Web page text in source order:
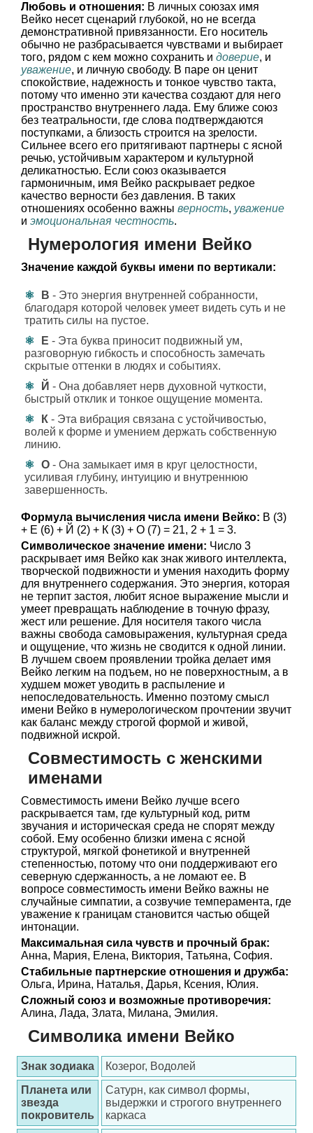
Любовь и отношения: В личных союзах имя
Вейко несет сценарий глубокой, но не всегда
демонстративной привязанности. Его носитель
обычно не разбрасывается чувствами и выбирает
того, рядом с кем можно сохранить и доверие, и
уважение, и личную свободу. В паре он ценит
спокойствие, надежность и тонкое чувство такта,
потому что именно эти качества создают для него
пространство внутреннего лада. Ему ближе союз
без театральности, где слова подтверждаются
поступками, а близость строится на зрелости.
Сильнее всего его притягивают партнеры с ясной
речью, устойчивым характером и культурной
деликатностью. Если союз оказывается
гармоничным, имя Вейко раскрывает редкое
качество верности без давления. В таких
отношениях особенно важны верность, уважение
и эмоциональная честность.
Нумерология имени Вейко
Значение каждой буквы имени по вертикали:
В - Это энергия внутренней собранности,
благодаря которой человек умеет видеть суть и не
тратить силы на пустое.
Е - Эта буква приносит подвижный ум,
разговорную гибкость и способность замечать
скрытые оттенки в людях и событиях.
Й - Она добавляет нерв духовной чуткости,
быстрый отклик и тонкое ощущение момента.
К - Эта вибрация связана с устойчивостью,
волей к форме и умением держать собственную
линию.
О - Она замыкает имя в круг целостности,
усиливая глубину, интуицию и внутреннюю
завершенность.
Формула вычисления числа имени Вейко: В (3)
+ Е (6) + Й (2) + К (3) + О (7) = 21, 2 + 1 = 3.
Символическое значение имени: Число 3
раскрывает имя Вейко как знак живого интеллекта,
творческой подвижности и умения находить форму
для внутреннего содержания. Это энергия, которая
не терпит застоя, любит ясное выражение мысли и
умеет превращать наблюдение в точную фразу,
жест или решение. Для носителя такого числа
важны свобода самовыражения, культурная среда
и ощущение, что жизнь не сводится к одной линии.
В лучшем своем проявлении тройка делает имя
Вейко легким на подъем, но не поверхностным, а в
худшем может уводить в распыление и
непоследовательность. Именно поэтому смысл
имени Вейко в нумерологическом прочтении звучит
как баланс между строгой формой и живой,
подвижной искрой.
Совместимость с женскими
именами
Совместимость имени Вейко лучше всего
раскрывается там, где культурный код, ритм
звучания и историческая среда не спорят между
собой. Ему особенно близки имена с ясной
структурой, мягкой фонетикой и внутренней
степенностью, потому что они поддерживают его
северную сдержанность, а не ломают ее. В
вопросе совместимость имени Вейко важны не
случайные симпатии, а созвучие темперамента, где
уважение к границам становится частью общей
интонации.
Максимальная сила чувств и прочный брак:
Анна, Мария, Елена, Виктория, Татьяна, София.
Стабильные партнерские отношения и дружба:
Ольга, Ирина, Наталья, Дарья, Ксения, Юлия.
Сложный союз и возможные противоречия:
Алина, Лада, Злата, Милана, Эмилия.
Символика имени Вейко
Знак зодиака
Козерог, Водолей
Планета или
звезда
покровитель
Сатурн, как символ формы,
выдержки и строгого внутреннего
каркаса